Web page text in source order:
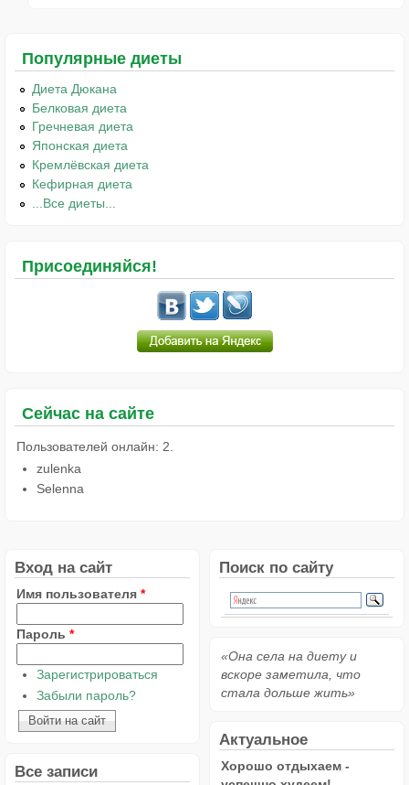
Популярные диеты
Диета Дюкана
Белковая диета
Гречневая диета
Японская диета
Кремлёвская диета
Кефирная диета
...Все диеты...
Присоединяйся!
Сейчас на сайте
Пользователей онлайн: 2.
zulenka
Selenna
Вход на сайт
Имя пользователя *
Пароль *
Зарегистрироваться
Забыли пароль?
Все записи
Поиск по сайту
«Она села на диету и
вскоре заметила, что
стала дольше жить»
Актуальное
Хорошо отдыхаем -